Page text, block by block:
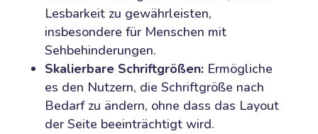
Lesbarkeit zu gewährleisten,
insbesondere für Menschen mit
Sehbehinderungen.
Skalierbare Schriftgrößen:Ermögliche
es den Nutzern, die Schriftgröße nach
Bedarf zu ändern, ohne dass das Layout
der Seite beeinträchtigt wird.